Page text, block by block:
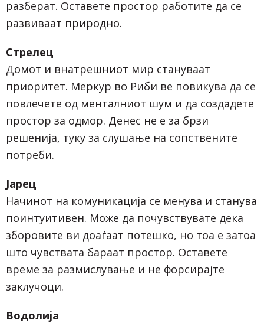
разберат. Оставете простор работите да се
развиваат природно.
Стрелец
Домот и внатрешниот мир стануваат
приоритет. Меркур во Риби ве повикува да се
повлечете од менталниот шум и да создадете
простор за одмор. Денес не е за брзи
решенија, туку за слушање на сопствените
потреби.
Јарец
Начинот на комуникација се менува и станува
поинтуитивен. Може да почувствувате дека
зборовите ви доаѓаат потешко, но тоа е затоа
што чувствата бараат простор. Оставете
време за размислување и не форсирајте
заклучоци.
Водолија